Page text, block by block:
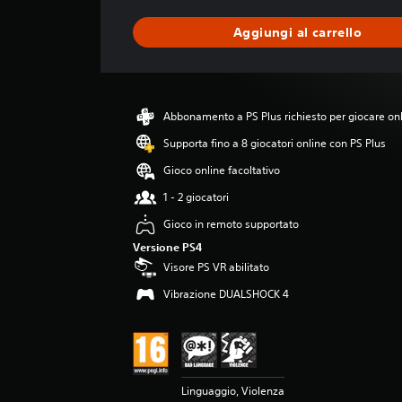
a
z
o
m
e
a
d
4
.
6
t
e
l
l
Aggiungi al carrello
Abbonamento a PS Plus richiesto per giocare
Supporta fino a 8 giocatori online con PS Plus
Gioco online facoltativo
1 - 2 giocatori
Gioco in remoto supportato
Versione PS4
Visore PS VR abilitato
Vibrazione DUALSHOCK 4
Linguaggio, Violenza